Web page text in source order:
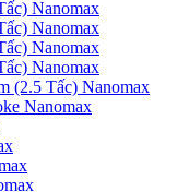
Nanomax
Nanomax
Nanomax
Nanomax
(2.5 Tấc) Nanomax
Nanomax